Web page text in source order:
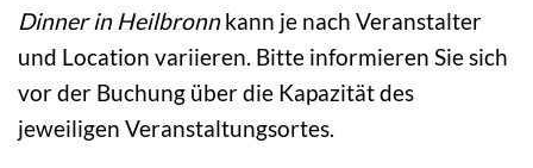
Dinner in Heilbronnkann je nach Veranstalter
und Location variieren. Bitte informieren Sie sich
vor der Buchung über die Kapazität des
jeweiligen Veranstaltungsortes.